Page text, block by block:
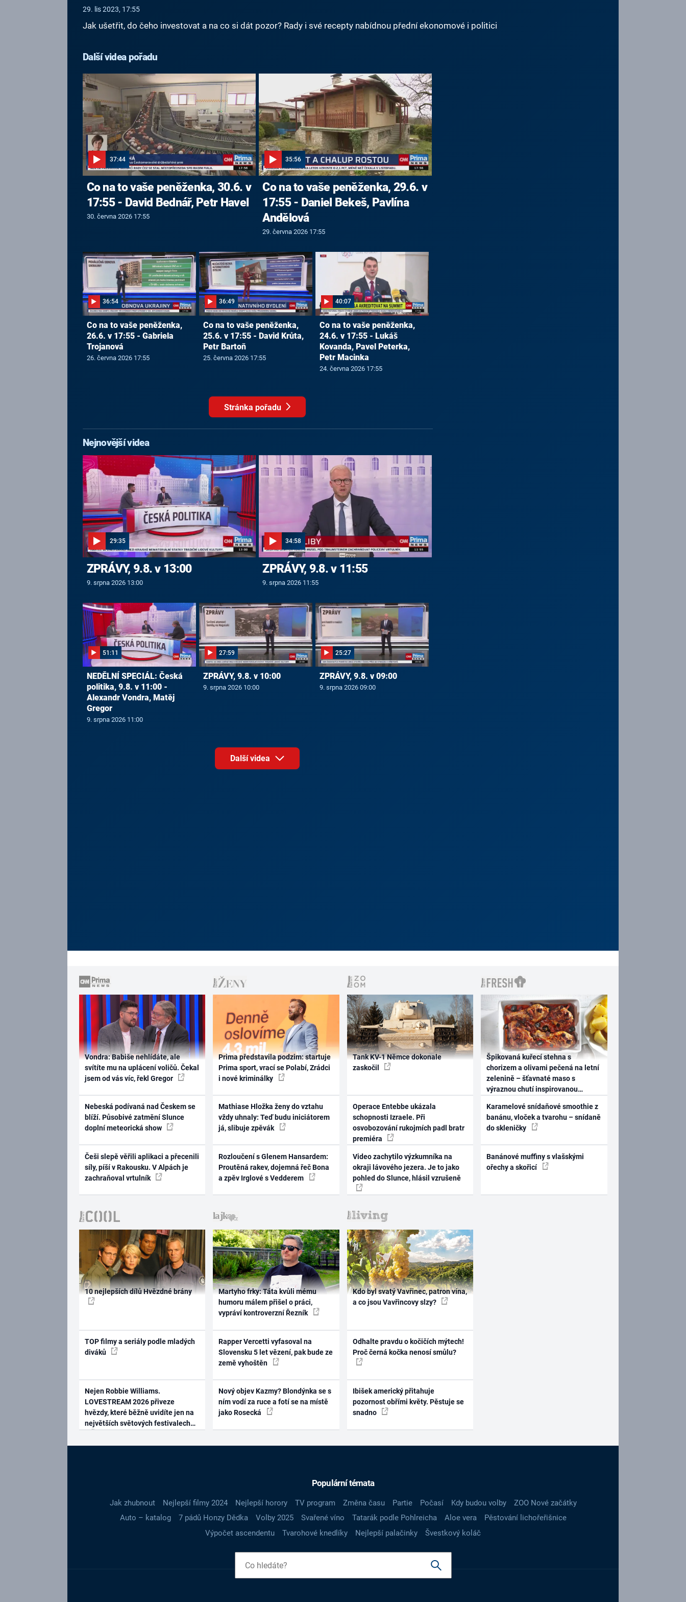
29. lis 2023, 17:55
Jak ušetřit, do čeho investovat a na co si dát pozor? Rady i své recepty nabídnou přední ekonomové i politici
Další videa pořadu
37:44
Co na to vaše peněženka, 30.6. v
17:55 - David Bednář, Petr Havel
30. června 2026 17:55
35:56
Co na to vaše peněženka, 29.6. v
17:55 - Daniel Bekeš, Pavlína
Andělová
29. června 2026 17:55
36:54
Co na to vaše peněženka,
26.6. v 17:55 - Gabriela
Trojanová
26. června 2026 17:55
36:49
Co na to vaše peněženka,
25.6. v 17:55 - David Krůta,
Petr Bartoň
25. června 2026 17:55
40:07
Co na to vaše peněženka,
24.6. v 17:55 - Lukáš
Kovanda, Pavel Peterka,
Petr Macinka
24. června 2026 17:55
Stránka pořadu
Nejnovější videa
29:35
ZPRÁVY, 9.8. v 13:00
9. srpna 2026 13:00
34:58
ZPRÁVY, 9.8. v 11:55
9. srpna 2026 11:55
51:11
NEDĚLNÍ SPECIÁL: Česká
politika, 9.8. v 11:00 -
Alexandr Vondra, Matěj
Gregor
9. srpna 2026 11:00
27:59
ZPRÁVY, 9.8. v 10:00
9. srpna 2026 10:00
25:27
ZPRÁVY, 9.8. v 09:00
9. srpna 2026 09:00
Další videa
Vondra: Babiše nehlídáte, ale
svítíte mu na uplácení voličů. Čekal
jsem od vás víc, řekl Gregor
Nebeská podívaná nad Českem se
blíží. Působivé zatmění Slunce
doplní meteorická show
Češi slepě věřili aplikaci a přecenili
síly, píší v Rakousku. V Alpách je
zachraňoval vrtulník
Prima představila podzim: startuje
Prima sport, vrací se Polabí, Zrádci
i nové kriminálky
Mathiase Hložka ženy do vztahu
vždy uhnaly: Teď budu iniciátorem
já, slibuje zpěvák
Rozloučení s Glenem Hansardem:
Proutěná rakev, dojemná řeč Bona
a zpěv Irglové s Vedderem
Tank KV-1 Němce dokonale
zaskočil
Operace Entebbe ukázala
schopnosti Izraele. Při
osvobozování rukojmích padl bratr
premiéra
Video zachytilo výzkumníka na
okraji lávového jezera. Je to jako
pohled do Slunce, hlásil vzrušeně
Špikovaná kuřecí stehna s
chorizem a olivami pečená na letní
zelenině – šťavnaté maso s
výraznou chutí inspirovanou
Karamelové snídaňové smoothie z
banánu, vloček a tvarohu – snídaně
do skleničky
Banánové muffiny s vlašskými
ořechy a skořicí
10 nejlepších dílů Hvězdné brány
TOP filmy a seriály podle mladých
diváků
Nejen Robbie Williams.
LOVESTREAM 2026 přiveze
hvězdy, které běžně uvidíte jen na
největších světových festivalech
Martyho frky: Táta kvůli mému
humoru málem přišel o práci,
vypráví kontroverzní Řezník
Rapper Vercetti vyfasoval na
Slovensku 5 let vězení, pak bude ze
země vyhoštěn
Nový objev Kazmy? Blondýnka se s
ním vodí za ruce a fotí se na místě
jako Rosecká
Kdo byl svatý Vavřinec, patron vína,
a co jsou Vavřincovy slzy?
Odhalte pravdu o kočičích mýtech!
Proč černá kočka nenosí smůlu?
Ibišek americký přitahuje
pozornost obřími květy. Pěstuje se
snadno
Populární témata
Jak zhubnout Nejlepší filmy 2024 Nejlepší horory TV program Změna času Partie Počasí Kdy budou volby
ZOO Nové začátky
Auto – katalog
7 pádů Honzy Dědka Volby 2025 Svařené víno Tatarák podle Pohlreicha Aloe vera
Pěstování lichořeřišnice
Výpočet ascendentu
Tvarohové knedlíky Nejlepší palačinky Švestkový koláč